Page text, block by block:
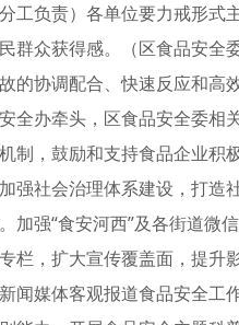
工负责）各单位要力戒形
群众获得感。（区食品安
的协调配合、快速反应和
全办牵头，区食品安全委
制，鼓励和支持食品企业
强社会治理体系建设，打
加强“食安河西”及各街道微
栏，扩大宣传覆盖面，提
闻媒体客观报道食品安全